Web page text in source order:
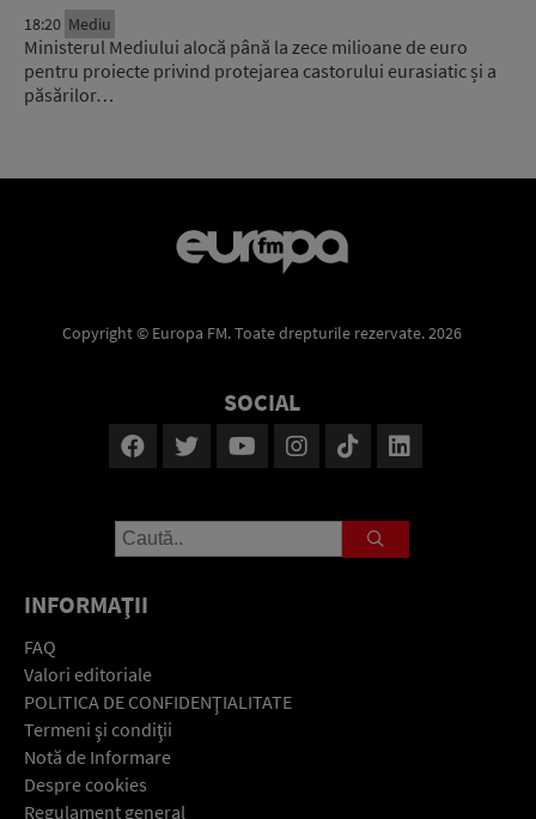
18:20 Mediu
Ministerul Mediului alocă până la zece milioane de euro
pentru proiecte privind protejarea castorului eurasiatic și a
păsărilor…
Copyright © Europa FM. Toate drepturile rezervate. 2026
SOCIAL
INFORMAŢII
FAQ
Valori editoriale
POLITICA DE CONFIDENŢIALITATE
Termeni şi condiţii
Notă de Informare
Despre cookies
Regulament general